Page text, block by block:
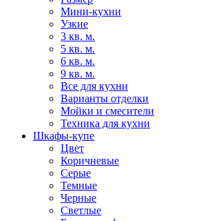
Мини-кухни
Узкие
3 кв. м.
5 кв. м.
6 кв. м.
9 кв. м.
Все для кухни
Варианты отделки
Мойки и смесители
Техника для кухни
Шкафы-купе
Цвет
Коричневые
Серые
Темные
Черные
Светлые